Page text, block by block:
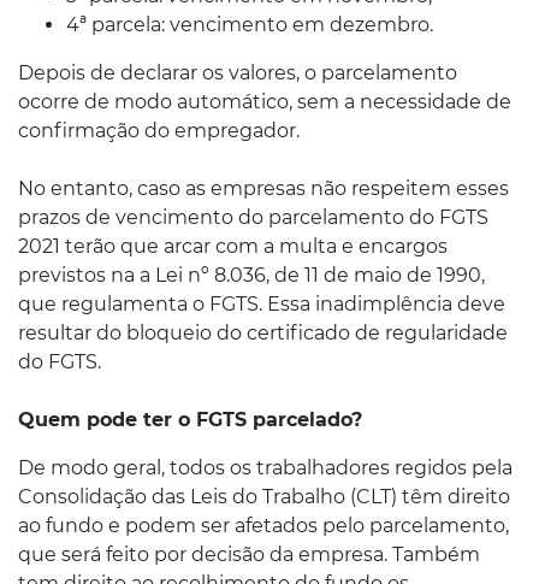
4ª parcela: vencimento em dezembro.
Depois de declarar os valores, o parcelamento
ocorre de modo automático, sem a necessidade de
confirmação do empregador.
No entanto, caso as empresas não respeitem esses
prazos de vencimento do parcelamento do FGTS
2021 terão que arcar com a multa e encargos
previstos na a Lei nº 8.036, de 11 de maio de 1990,
que regulamenta o FGTS. Essa inadimplência deve
resultar do bloqueio do certificado de regularidade
do FGTS.
Quem pode ter o FGTS parcelado?
De modo geral, todos os trabalhadores regidos pela
Consolidação das Leis do Trabalho (CLT) têm direito
ao fundo e podem ser afetados pelo parcelamento,
que será feito por decisão da empresa. Também